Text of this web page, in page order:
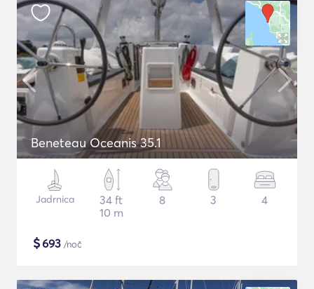
Beneteau Oceanis 35.1
Jadrnica
34 ft
10 m
8 3 4
$693 /noč